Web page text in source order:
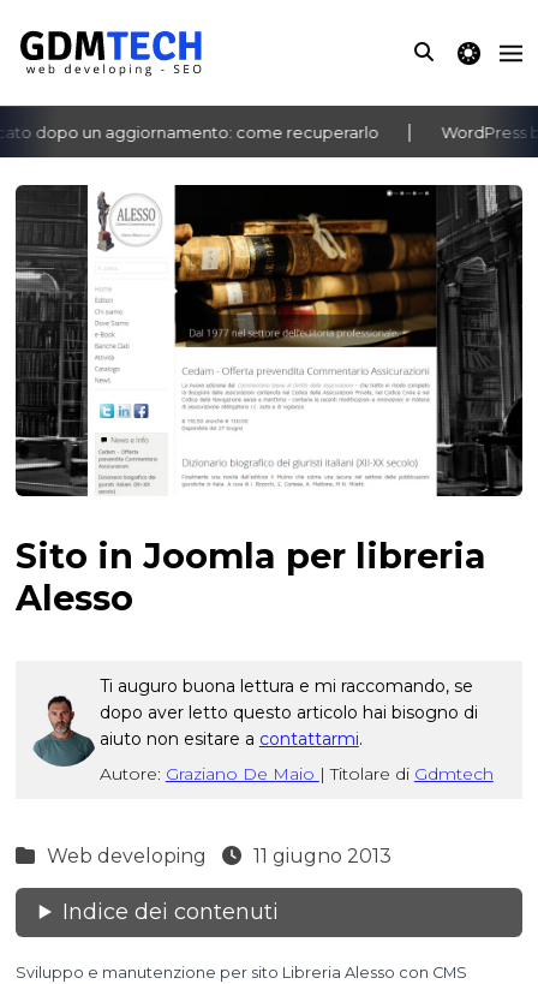
theme
dopo un aggiornamento: come recuperarlo WordPress
‹ ›
Sito in Joomla per libreria
Alesso
Ti auguro buona lettura e mi raccomando, se
dopo aver letto questo articolo hai bisogno di
aiuto non esitare a contattarmi.
Autore: Graziano De Maio | Titolare di Gdmtech
Web developing 11 giugno 2013
Indice dei contenuti
Sviluppo e manutenzione per sito Libreria Alesso con CMS